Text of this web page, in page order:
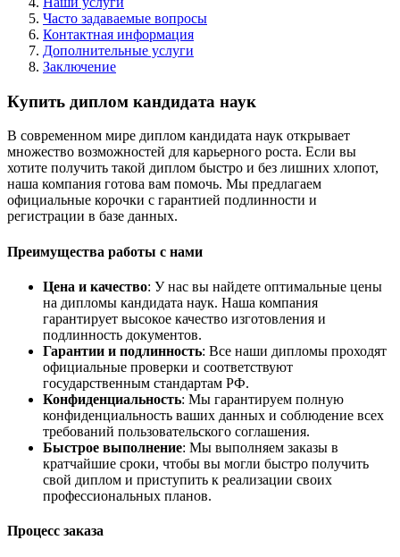
Часто задаваемые вопросы
Контактная информация
Дополнительные услуги
Заключение
Купить диплом кандидата наук
В современном мире диплом кандидата наук открывает
множество возможностей для карьерного роста. Если вы
хотите получить такой диплом быстро и без лишних хлопот,
наша компания готова вам помочь. Мы предлагаем
официальные корочки с гарантией подлинности и
регистрации в базе данных.
Преимущества работы с нами
Цена и качество: У нас вы найдете оптимальные цены
на дипломы кандидата наук. Наша компания
гарантирует высокое качество изготовления и
подлинность документов.
Гарантии и подлинность: Все наши дипломы проходят
официальные проверки и соответствуют
государственным стандартам РФ.
Конфиденциальность: Мы гарантируем полную
конфиденциальность ваших данных и соблюдение всех
требований пользовательского соглашения.
Быстрое выполнение: Мы выполняем заказы в
кратчайшие сроки, чтобы вы могли быстро получить
свой диплом и приступить к реализации своих
профессиональных планов.
Процесс заказа